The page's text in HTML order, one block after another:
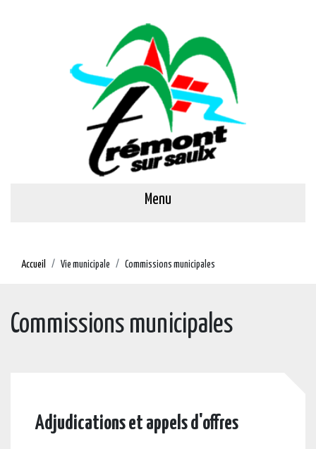
Menu
Accueil Vie municipale Commissions municipales
Commissions municipales
Adjudications et appels d'offres